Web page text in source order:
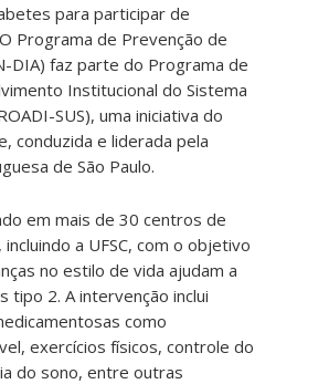
para participar de
Programa de Prevenção de
DIA) faz parte do Programa de
Institucional do Sistema
SUS), uma iniciativa do
conduzida e liderada pela
de São Paulo.
em mais de 30 centros de
a UFSC, com o objetivo
no estilo de vida ajudam a
tipo 2. A intervenção inclui
como
exercícios físicos, controle do
do sono, entre outras